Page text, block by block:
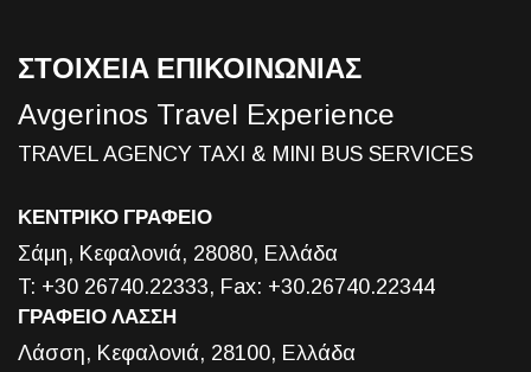
ΣΤΟΙΧΕΙΑ ΕΠΙΚΟΙΝΩΝΙΑΣ
Avgerinos Travel Experience
TRAVEL AGENCY TAXI & MINI BUS SERVICES
ΚΕΝΤΡΙΚΟ ΓΡΑΦΕΙΟ
Σάμη, Κεφαλονιά, 28080, Ελλάδα
T: +30 26740.22333, Fax: +30.26740.22344
ΓΡΑΦΕΙΟ ΛΑΣΣΗ
Λάσση, Κεφαλονιά, 28100, Ελλάδα